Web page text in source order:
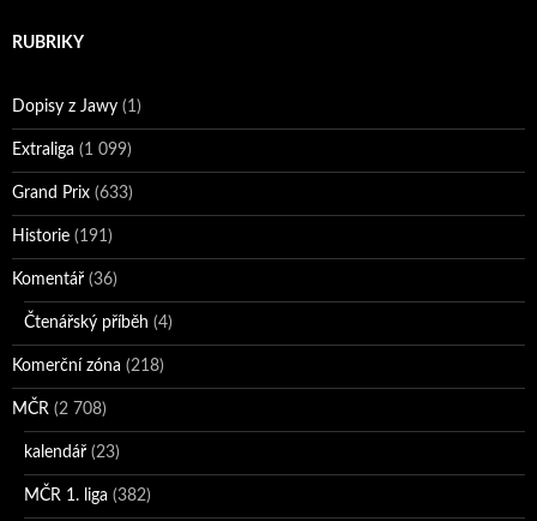
RUBRIKY
Dopisy z Jawy (1)
Extraliga (1 099)
Grand Prix (633)
Historie (191)
Komentář (36)
Čtenářský příběh (4)
Komerční zóna (218)
MČR (2 708)
kalendář (23)
MČR 1. liga (382)